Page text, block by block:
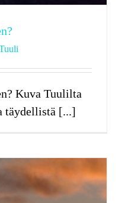
Kuva Tuulilta
täydellistä [...]